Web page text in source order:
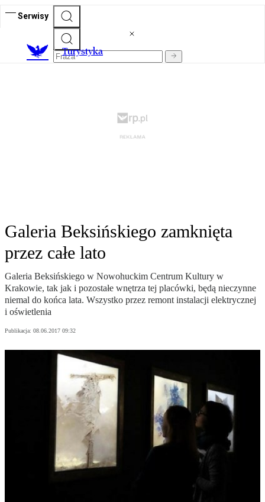
Serwisy
Turystyka
Galeria Beksińskiego zamknięta
przez całe lato
Galeria Beksińskiego w Nowohuckim Centrum Kultury w
Krakowie, tak jak i pozostałe wnętrza tej placówki, będą nieczynne
niemal do końca lata. Wszystko przez remont instalacji elektrycznej
i oświetlenia
Publikacja: 08.06.2017 09:32